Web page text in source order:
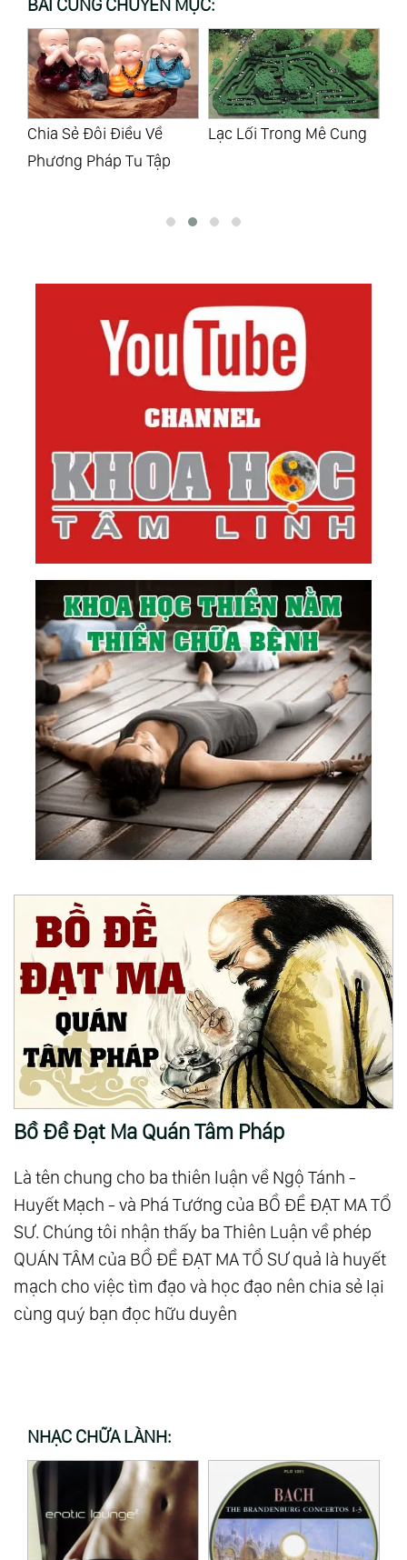
BÀI CÙNG CHUYÊN MỤC:
Lạc Lối Trong Mê Cung Dự Đoán
Bồ Đề Đạt Ma Quán Tâm Pháp
Là tên chung cho ba thiên luận về Ngộ Tánh -
Huyết Mạch - và Phá Tướng của BỒ ĐỀ ĐẠT MA TỔ
SƯ. Chúng tôi nhận thấy ba Thiên Luận về phép
QUÁN TÂM của BỒ ĐỀ ĐẠT MA TỔ SƯ quả là huyết
mạch cho việc tìm đạo và học đạo nên chia sẻ lại
cùng quý bạn đọc hữu duyên
NHẠC CHỮA LÀNH: